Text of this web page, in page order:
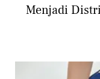
Menjadi